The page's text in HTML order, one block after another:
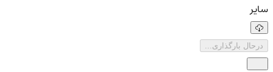
سایر
درحال بارگذاری...